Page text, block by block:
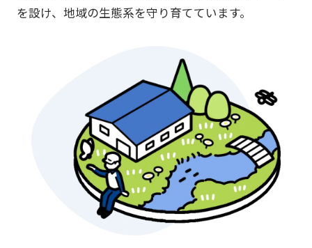
を設け、地域の生態系を守り育てています。